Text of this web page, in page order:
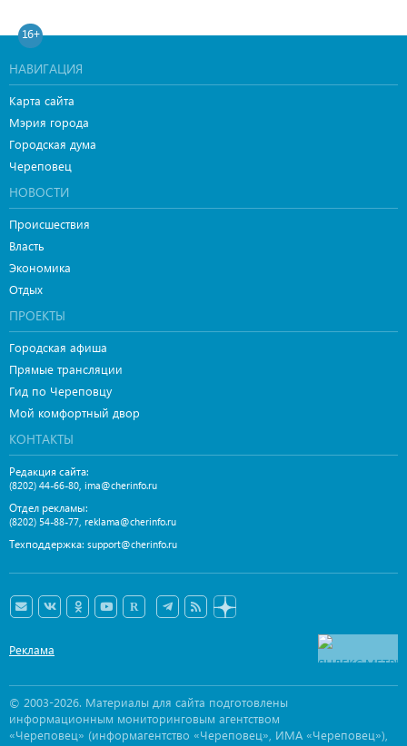
16+
НАВИГАЦИЯ
Карта сайта
Мэрия города
Городская дума
Череповец
НОВОСТИ
Происшествия
Власть
Экономика
Отдых
ПРОЕКТЫ
Городская афиша
Прямые трансляции
Гид по Череповцу
Мой комфортный двор
КОНТАКТЫ
Редакция сайта:
(8202) 44-66-80, ima@cherinfo.ru
Отдел рекламы:
(8202) 54-88-77, reklama@cherinfo.ru
Техподдержка: support@cherinfo.ru
Реклама
© 2003-2026. Материалы для сайта подготовлены
информационным мониторинговым агентством
«Череповец» (информагентство «Череповец», ИМА «Череповец»),